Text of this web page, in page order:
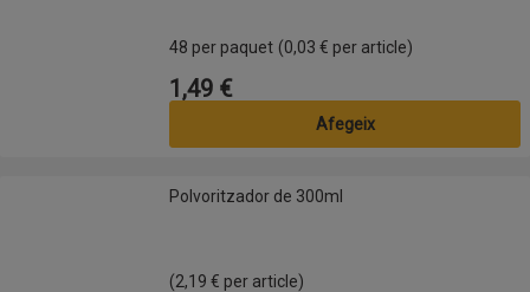
48 per paquet (0,03 € per article)
Preu
1,49 €
Afegeix
Polvoritzador de 300mlPolvoritzador de 300ml
(2,19 € per article)